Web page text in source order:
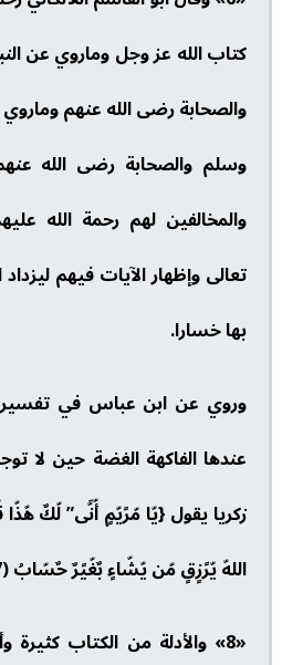
كتاب الله عز وجل وماروي عن
والصحابة رضى الله عنهم
وسلم والصحابة رضى الله
والمخالفين لهم رحمة الله
تعالى وإظهار الآيات فيهم ليزداد
بها خسارا.
وروي عن ابن عباس في تفسير
عندها الفاكهة الغضة حين لا
زكريا يقول {يّا مّرًيّمٍ أّنَّى” لّكٌ
اللهّ يّرًزٍقٍ مّن يّشّاءٍ بٌغّيًرٌ حٌسّابُ (37)}
«8» والأدلة من الكتاب